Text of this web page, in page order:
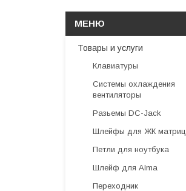
Товары и услуги
Клавиатуры
Системы охлаждения
вентиляторы
Разьемы DC-Jack
Шлейфы для ЖК матриц
Петли для ноутбука
Шлейф для Alma
Переходник